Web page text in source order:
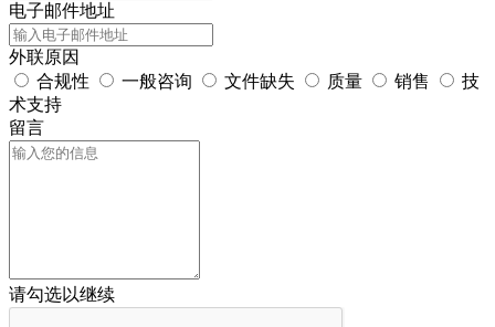
电子邮件地址
外联原因
合规性
一般咨询 文件缺失 质量 销售
技
术支持
留言
请勾选以继续